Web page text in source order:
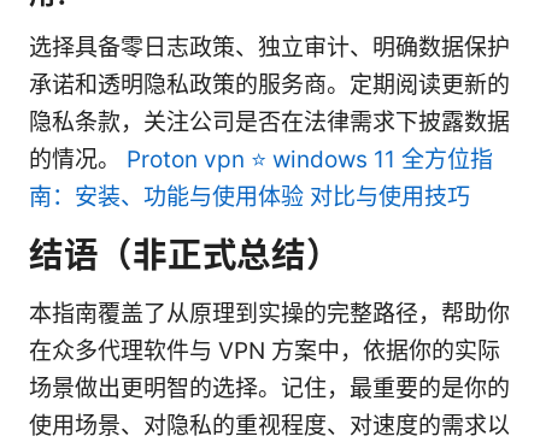
选择具备零日志政策、独立审计、明确数据保护
承诺和透明隐私政策的服务商。定期阅读更新的
隐私条款，关注公司是否在法律需求下披露数据
的情况。 Proton vpn ⭐ windows 11 全方位指
南：安装、功能与使用体验 对比与使用技巧
结语（非正式总结）
本指南覆盖了从原理到实操的完整路径，帮助你
在众多代理软件与 VPN 方案中，依据你的实际
场景做出更明智的选择。记住，最重要的是你的
使用场景、对隐私的重视程度、对速度的需求以